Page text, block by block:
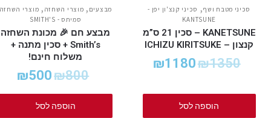
סכיני מטבח ושף, סכיני קנצ'ון יפן -
KANTSUNE
KANETSUNE – סכין 21 ס”מ
קנצון – ICHIZU KIRITSUKE
₪1350
₪1180
הוספה לסל
מבצעים , מוצרי השחזה , מוצרי
סמיתס - SMITH'S
מבצע חם 🎉 מכונת השחזה
Smith’s + סכין מתנה +
משלוח חינם!
₪800
₪500
הוספה לסל